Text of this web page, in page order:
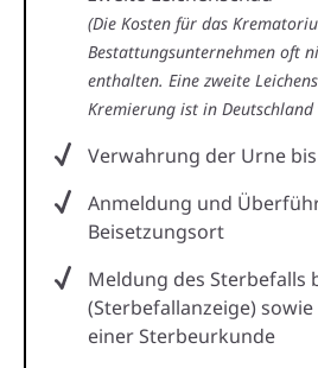
(Die Kosten für das
Bestattungsunternehmen oft
enthalten. Eine zweite
Kremierung ist in
Verwahrung der Urne
Anmeldung und
Beisetzungsort
Meldung des Sterbefalls
(Sterbefallanzeige)
einer Sterbeurkunde